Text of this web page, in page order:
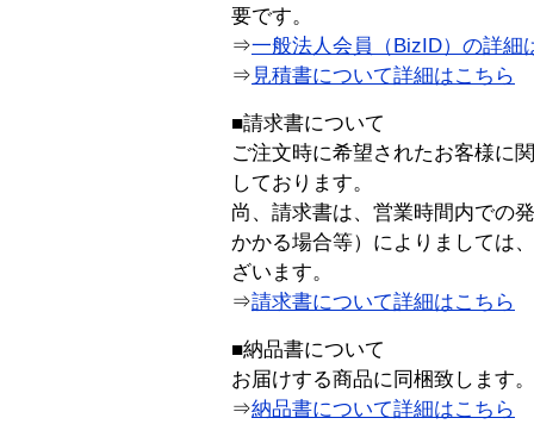
要です。
⇒一般法人会員（BizID）の詳細
⇒ 見積書について詳細はこちら
■請求書について
ご注文時に希望されたお客様に
しております。
尚、請求書は、営業時間内での
かかる場合等）によりましては
ざいます。
⇒請求書について詳細はこちら
■納品書について
お届けする商品に同梱致します。
⇒納品書について詳細はこちら